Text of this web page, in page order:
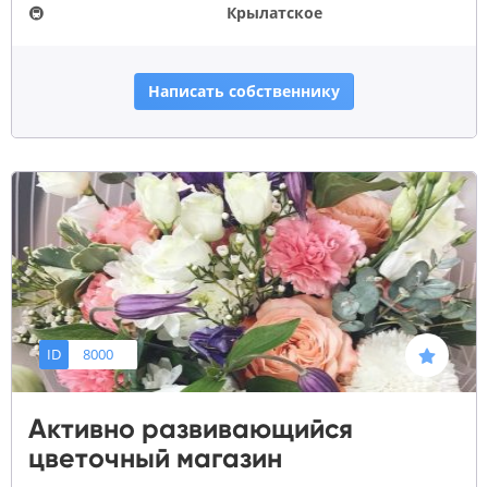
🚇
Крылатское
Написать собственнику
ID 8000
Активно развивающийся
цветочный магазин